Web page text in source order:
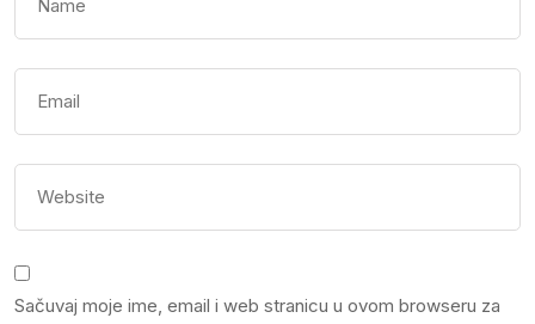
Sačuvaj moje ime, email i web stranicu u ovom browseru za